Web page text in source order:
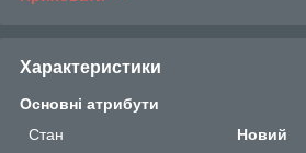
Характеристики
Основні атрибути
Стан
Новий